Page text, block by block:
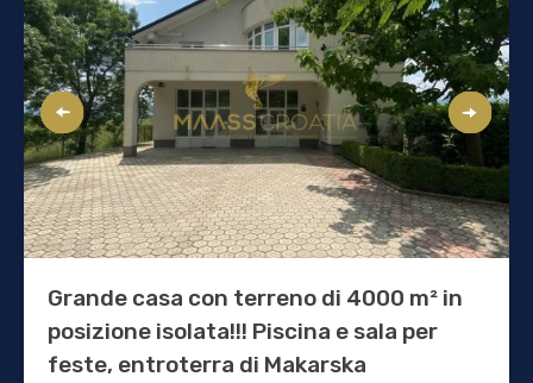
Grande casa con terreno di 4000 m² in
posizione isolata!!! Piscina e sala per
feste, entroterra di Makarska